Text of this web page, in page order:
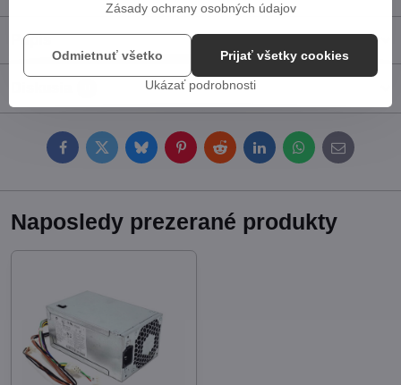
Popis
FacebookTwitterBlueskyPinterestRedditLinkedInWhatsApp
E-
mail
Naposledy prezerané produkty
Zásady ochrany osobných údajov
Ukázať podrobnosti
Prijať všetky cookies
Odmietnuť všetko